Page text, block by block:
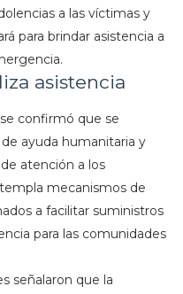
a las víctimas y
para brindar asistencia a
asistencia
confirmó que se
ayuda humanitaria y
atención a los
mecanismos de
a facilitar suministros
para las comunidades
señalaron que la